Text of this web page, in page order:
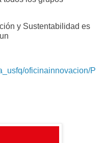
y Sustentabilidad es
oficinainnovacion/P